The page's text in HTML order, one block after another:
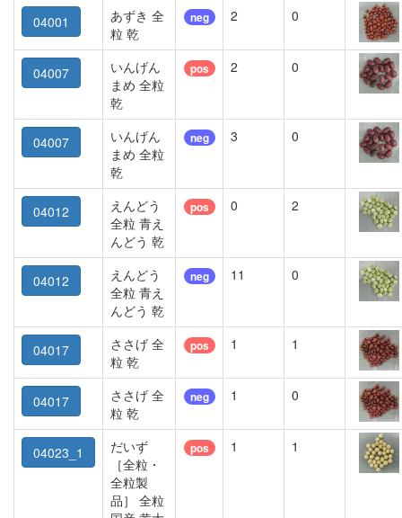
04001
あずき 全
粒 乾
neg 2 0
04007
いんげん
まめ 全粒
乾
pos 2 0
04007
いんげん
まめ 全粒
乾
neg 3 0
04012
えんどう
全粒 青え
んどう 乾
pos 0 2
04012
えんどう
全粒 青え
んどう 乾
neg 11 0
04017
ささげ 全
粒 乾
pos 1 1
04017
ささげ 全
粒 乾
neg 1 0
04023_1
だいず
［全粒・
全粒製
品］ 全粒
pos 1 1